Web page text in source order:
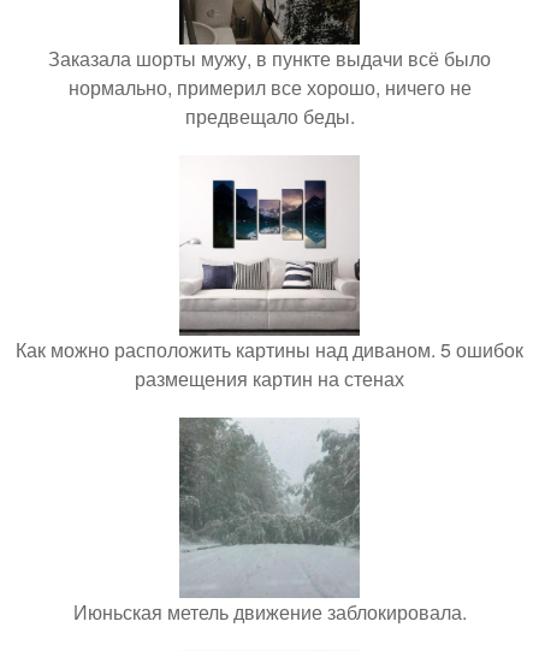
Заказала шорты мужу, в пункте выдачи всё было
нормально, примерил все хорошо, ничего не
предвещало беды.
Как можно расположить картины над диваном. 5 ошибок
размещения картин на стенах
Июньская метель движение заблокировала.